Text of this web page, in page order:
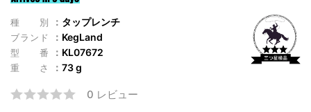
種別 タップレンチ
ブランド KegLand
型番 KL07672
重さ 73 g
0 レビュー